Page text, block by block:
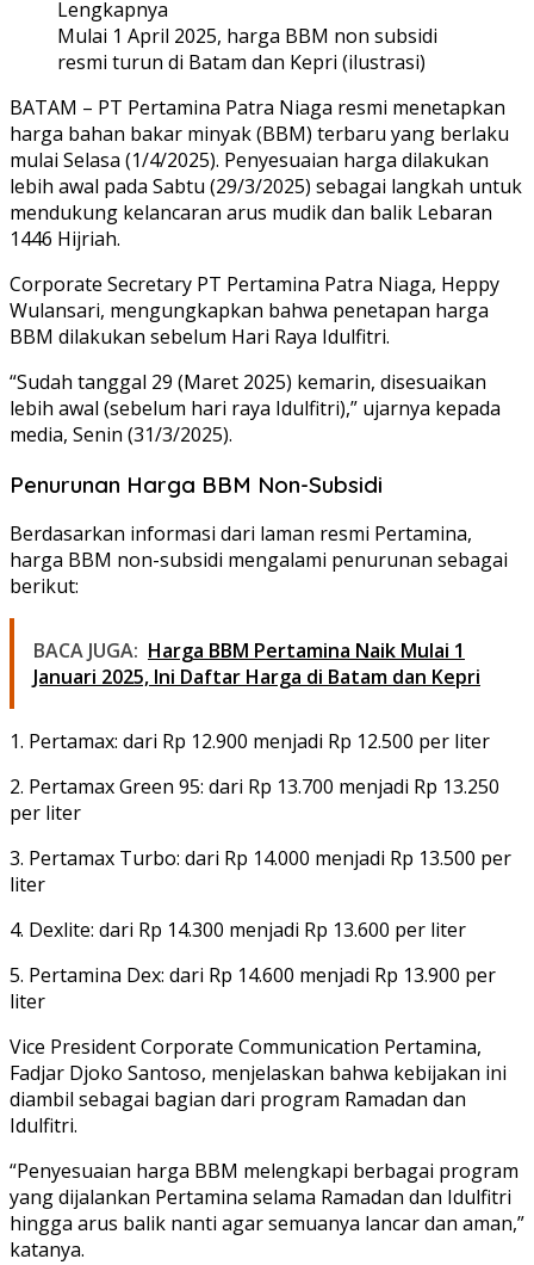
Mulai 1 April 2025, harga BBM non subsidi
resmi turun di Batam dan Kepri (ilustrasi)
BATAM – PT Pertamina Patra Niaga resmi menetapkan
harga bahan bakar minyak (BBM) terbaru yang berlaku
mulai Selasa (1/4/2025). Penyesuaian harga dilakukan
lebih awal pada Sabtu (29/3/2025) sebagai langkah untuk
mendukung kelancaran arus mudik dan balik Lebaran
1446 Hijriah.
Corporate Secretary PT Pertamina Patra Niaga, Heppy
Wulansari, mengungkapkan bahwa penetapan harga
BBM dilakukan sebelum Hari Raya Idulfitri.
“Sudah tanggal 29 (Maret 2025) kemarin, disesuaikan
lebih awal (sebelum hari raya Idulfitri),” ujarnya kepada
media, Senin (31/3/2025).
Penurunan Harga BBM Non-Subsidi
Berdasarkan informasi dari laman resmi Pertamina,
harga BBM non-subsidi mengalami penurunan sebagai
berikut:
BACA JUGA: Harga BBM Pertamina Naik Mulai 1
Januari 2025, Ini Daftar Harga di Batam dan Kepri
1. Pertamax: dari Rp 12.900 menjadi Rp 12.500 per liter
2. Pertamax Green 95: dari Rp 13.700 menjadi Rp 13.250
per liter
3. Pertamax Turbo: dari Rp 14.000 menjadi Rp 13.500 per
liter
4. Dexlite: dari Rp 14.300 menjadi Rp 13.600 per liter
5. Pertamina Dex: dari Rp 14.600 menjadi Rp 13.900 per
liter
Vice President Corporate Communication Pertamina,
Fadjar Djoko Santoso, menjelaskan bahwa kebijakan ini
diambil sebagai bagian dari program Ramadan dan
Idulfitri.
“Penyesuaian harga BBM melengkapi berbagai program
yang dijalankan Pertamina selama Ramadan dan Idulfitri
hingga arus balik nanti agar semuanya lancar dan aman,”
katanya.